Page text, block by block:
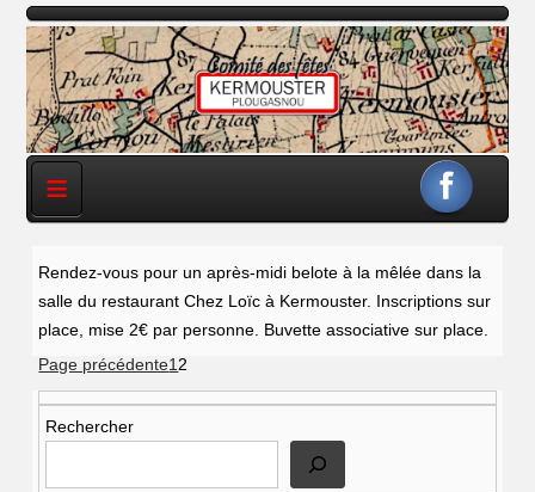
≡
Rendez-vous pour un après-midi belote à la mêlée dans la
salle du restaurant Chez Loïc à Kermouster. Inscriptions sur
place, mise 2€ par personne. Buvette associative sur place.
Pagination
des
publications
Page précédentePage
1 Page
2
Rechercher